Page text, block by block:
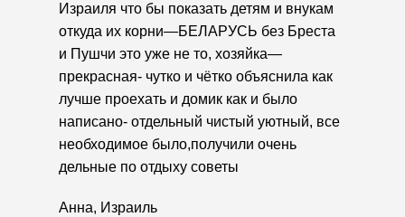
Израиля что бы показать детям и внукам
откуда их корни—БЕЛАРУСЬ без Бреста
и Пушчи это уже не то, хозяйка—
прекрасная- чутко и чётко объяснила как
лучше проехать и домик как и было
написано- отдельный чистый уютный, все
необходимое было,получили очень
дельные по отдыху советы
Анна, Израиль